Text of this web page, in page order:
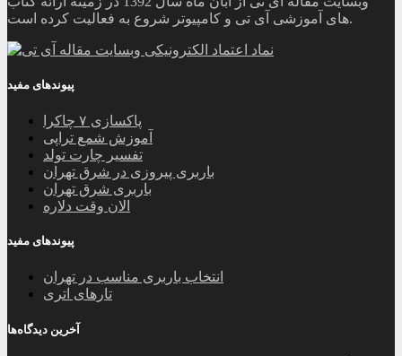
های آموزشی آی تی و کامپیوتر شروع به فعالیت کرده است.
پیوندهای مفید
پاکسازی ۷ چاکرا
آموزش شمع تراپی
تفسیر چارت تولد
باربری پیروزی در شرق تهران
باربری شرق تهران
الان وقت دلاره
پیوندهای مفید
انتخاب باربری مناسب در تهران
تارهای اتری
آخرین دیدگاه‌ها